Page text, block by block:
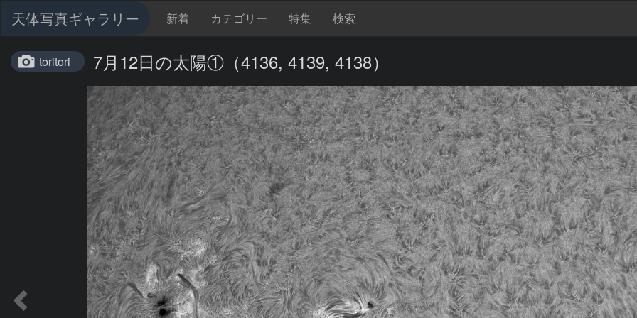
天体写真ギャラリー 新着 カテゴリー 特集 検索
toritori 7月12日の太陽①（4136, 4139, 4138）